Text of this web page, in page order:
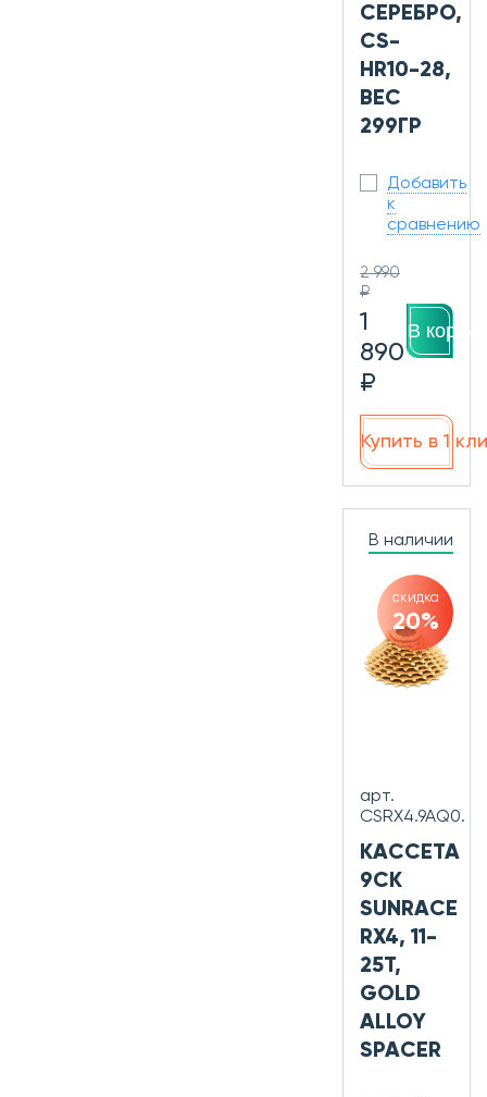
СЕРЕБРО,
CS-
HR10-28,
ВЕС
299ГР
Добавить
к
сравнению
2 990
₽
1
890
₽
В
Купить в 1
В наличии
скидка
20%
арт.
CSRX4.9AQ0.
КАССЕТА
9СК
SUNRACE
RX4, 11-
25T,
GOLD
ALLOY
SPACER